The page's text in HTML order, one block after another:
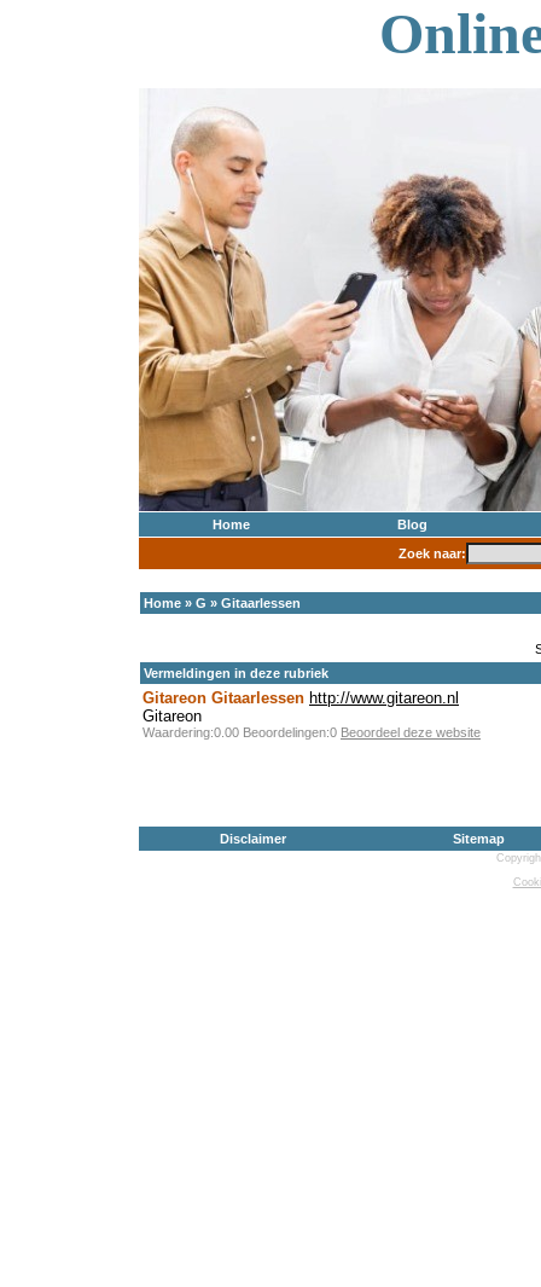
Home
Blog
Zoek naar:
Home » G » Gitaarlessen
Vermeldingen in deze rubriek
Gitareon Gitaarlessen http://www.gitareon.nl
Gitareon
Waardering:0.00 Beoordelingen:0 Beoordeel deze website
Disclaimer Sitemap